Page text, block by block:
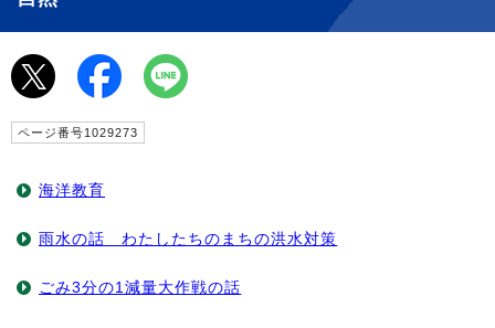
ページ番号1029273
海洋教育
雨水の話 わたしたちのまちの洪水対策
ごみ3分の1減量大作戦の話